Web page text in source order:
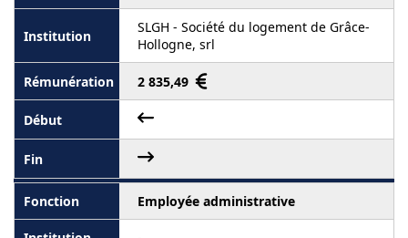
SLGH - Société du logement de Grâce-
Hollogne, srl
2 835,49
Employée administrative